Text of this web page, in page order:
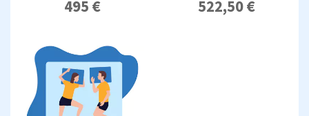
495 € 522,50 €